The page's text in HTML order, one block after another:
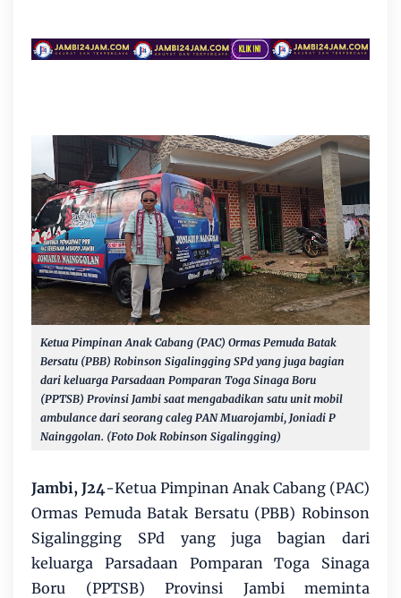
Ketua Pimpinan Anak Cabang (PAC) Ormas Pemuda Batak
Bersatu (PBB) Robinson Sigalingging SPd yang juga bagian
dari keluarga Parsadaan Pomparan Toga Sinaga Boru
(PPTSB) Provinsi Jambi saat mengabadikan satu unit mobil
ambulance dari seorang caleg PAN Muarojambi, Joniadi P
Nainggolan. (Foto Dok Robinson Sigalingging)
Jambi, J24-Ketua Pimpinan Anak Cabang (PAC)
Ormas Pemuda Batak Bersatu (PBB) Robinson
Sigalingging SPd yang juga bagian dari
keluarga Parsadaan Pomparan Toga Sinaga
Boru (PPTSB) Provinsi Jambi meminta